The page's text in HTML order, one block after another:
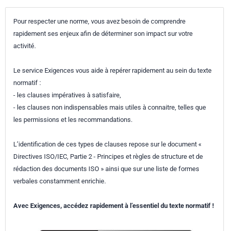
Pour respecter une norme, vous avez besoin de comprendre
rapidement ses enjeux afin de déterminer son impact sur votre
activité.
Le service Exigences vous aide à repérer rapidement au sein du texte
normatif :
- les clauses impératives à satisfaire,
- les clauses non indispensables mais utiles à connaitre, telles que
les permissions et les recommandations.
L’identification de ces types de clauses repose sur le document «
Directives ISO/IEC, Partie 2 - Principes et règles de structure et de
rédaction des documents ISO » ainsi que sur une liste de formes
verbales constamment enrichie.
Avec Exigences, accédez rapidement à l’essentiel du texte normatif !